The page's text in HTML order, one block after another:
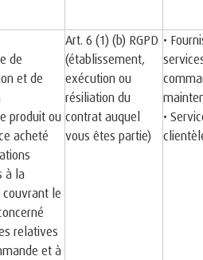
de
et de
produit ou
acheté
à la
le
relatives
et à
Art. 6 (1) (b) RGPD
(établissement,
exécution ou
résiliation du
contrat auquel
vous êtes partie)
•
•